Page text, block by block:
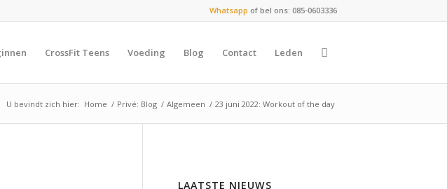
Whatsapp of bel ons: 085-0603336
CrossFit Teens Voeding Blog Contact Leden
U bevindt zich hier: Home / Privé: Blog / Algemeen / 23 juni 2022: Workout of the day
LAATSTE NIEUWS